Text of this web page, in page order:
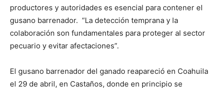
productores y autoridades es esencial para contener el
gusano barrenador. “La detección temprana y la
colaboración son fundamentales para proteger al sector
pecuario y evitar afectaciones”.
El gusano barrenador del ganado reapareció en Coahuila
el 29 de abril, en Castaños, donde en principio se